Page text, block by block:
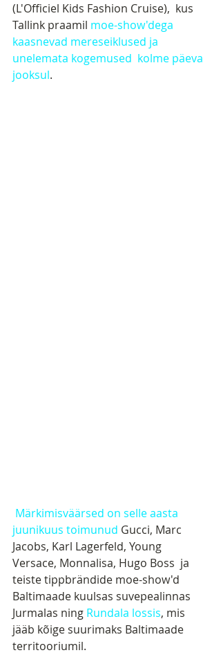
(L'Officiel Kids Fashion Cruise),  kus
Tallink praamil moe-show'dega
kaasnevad mereseiklused ja
unelemata kogemused  kolme päeva
jooksul.
Märkimisväärsed on selle aasta
juunikuus toimunud Gucci, Marc
Jacobs, Karl Lagerfeld, Young
Versace, Monnalisa, Hugo Boss  ja
teiste tippbrändide moe-show'd
Baltimaade kuulsas suvepealinnas
Jurmalas ning Rundala lossis, mis
jääb kõige suurimaks Baltimaade
territooriumil.